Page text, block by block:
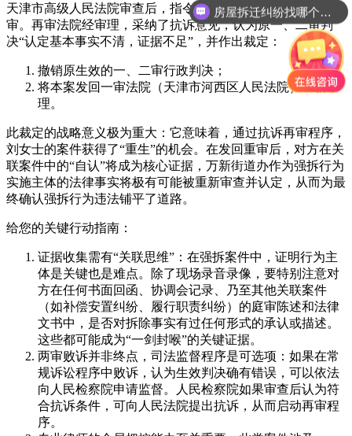
天津市高级人民法院审查后，指令天津市第二中级人民法院再
审。再审法院经审理，采纳了抗诉意见，认为原一、二审判
决“认定基本事实不清，证据不足”，并作出裁定：
撤销原生效的一、二审行政判决；
将本案发回一审法院（天津市河西区人民法院）重新审
理。
此裁定的战略意义极为重大：它意味着，通过抗诉再审程序，
刘女士的案件获得了“重生”的机会。在发回重审后，对方在关
联案件中的“自认”将成为核心证据，万新街道办作为强拆行为
实施主体的法律事实将极有可能被重新审查并认定，从而为最
终确认强拆行为违法铺平了道路。
给您的关键行动指南：
证据收集需有“关联思维”：在强拆案件中，证明行为主
体是关键也是难点。除了现场录音录像，要特别注意对
方在任何书面回函、协调会记录、乃至其他关联案件
（如补偿安置纠纷、履行职责纠纷）的庭审陈述和法律
文书中，是否对拆除事实有过任何形式的承认或描述。
这些都可能成为“一剑封喉”的关键证据。
两审败诉并非终点，司法监督程序是可选项：如果在常
规诉讼程序中败诉，认为生效判决确有错误，可以依法
向人民检察院申请监督。人民检察院如果审查后认为符
合抗诉条件，可向人民法院提出抗诉，从而启动再审程
序。
房屋拆迁纠纷找哪个部门？